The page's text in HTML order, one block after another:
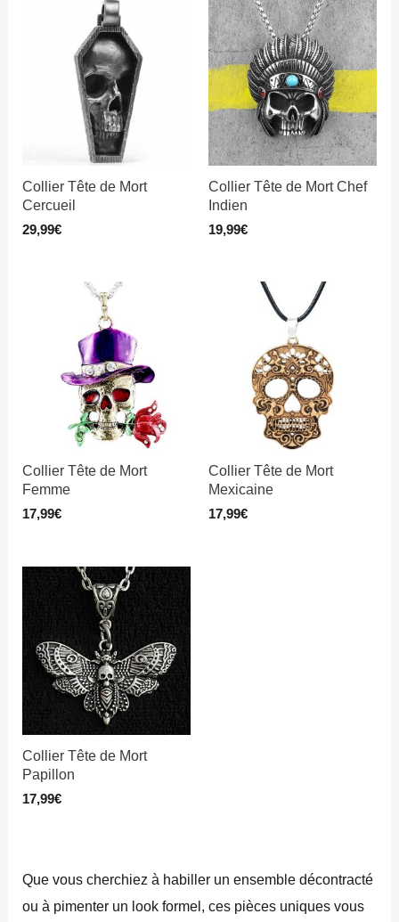
Collier Tête de Mort
Cercueil
29,99€
Collier Tête de Mort Chef
Indien
19,99€
Collier Tête de Mort
Femme
17,99€
Collier Tête de Mort
Mexicaine
17,99€
Collier Tête de Mort
Papillon
17,99€
Que vous cherchiez à habiller un ensemble décontracté
ou à pimenter un look formel, ces pièces uniques vous